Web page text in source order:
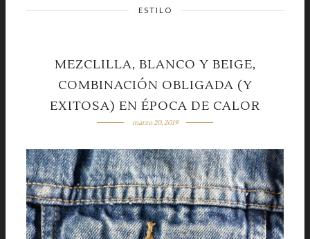
ESTILO
MEZCLILLA, BLANCO Y BEIGE,
COMBINACIÓN OBLIGADA (Y
EXITOSA) EN ÉPOCA DE CALOR
marzo 20, 2019